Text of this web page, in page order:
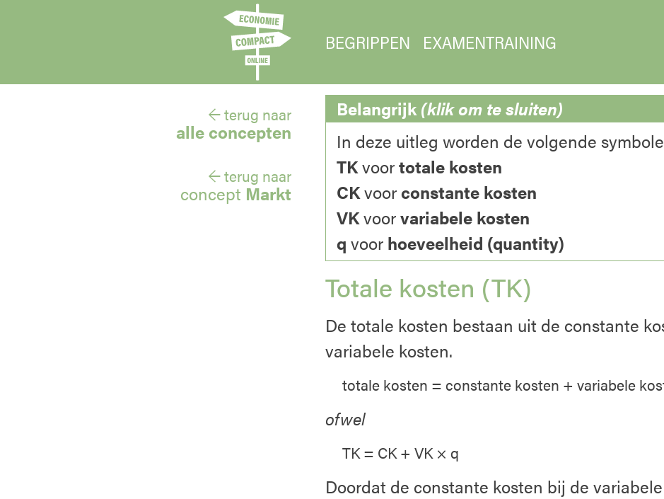
BEGRIPPEN EXAMENTRAINING
← terug naar
alle concepten
← terug naar
concept Markt
Belangrijk(klik om te sluiten)
In deze uitleg worden de volgende
TKvoortotale kosten
CKvoor constante kosten
VKvoorvariabele kosten
q voor hoeveelheid (quantity)
Totale kosten (TK)
De totale kosten bestaan uit de constante
variabele kosten.
totale kosten = constante kosten + variabele
ofwel
TK = CK + VK × q
Doordat de constante kosten bij de